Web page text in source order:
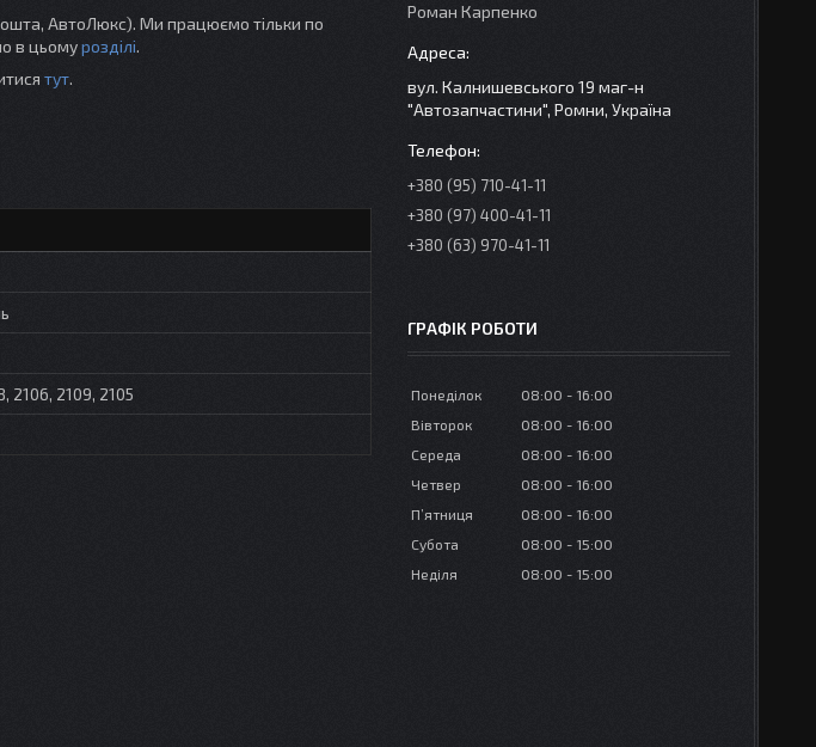
АвтоЛюкс). Ми працюємо тільки по
в цьомурозділі.
тут.
2106, 2109, 2105
Роман Карпенко
вул. Калнишевського 19 маг-н
"Автозапчастини", Ромни, Україна
+380 (95) 710-41-11
+380 (97) 400-41-11
+380 (63) 970-41-11
ГРАФІК РОБОТИ
Понеділок 08:00
16:00
Вівторок
08:00
16:00
Середа
08:00
16:00
Четвер
08:00
16:00
Пʼятниця
08:00
16:00
Субота
08:00
15:00
Неділя
08:00 15:00